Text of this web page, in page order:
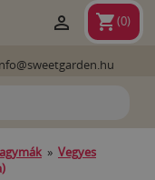
shopping_cart(0)

» Vegyes